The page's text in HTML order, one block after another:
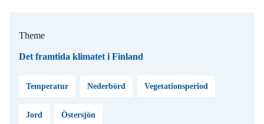
Theme
Det framtida klimatet i Finland
Temperatur Nederbörd Vegetationsperiod
Jord Östersjön